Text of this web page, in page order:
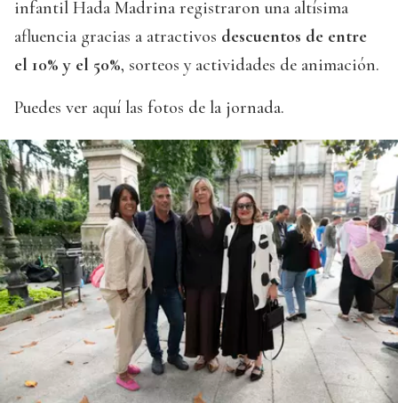
infantil Hada Madrina registraron una altísima
afluencia gracias a atractivos descuentos de entre
el 10% y el 50%, sorteos y actividades de animación.
Puedes ver aquí las fotos de la jornada.